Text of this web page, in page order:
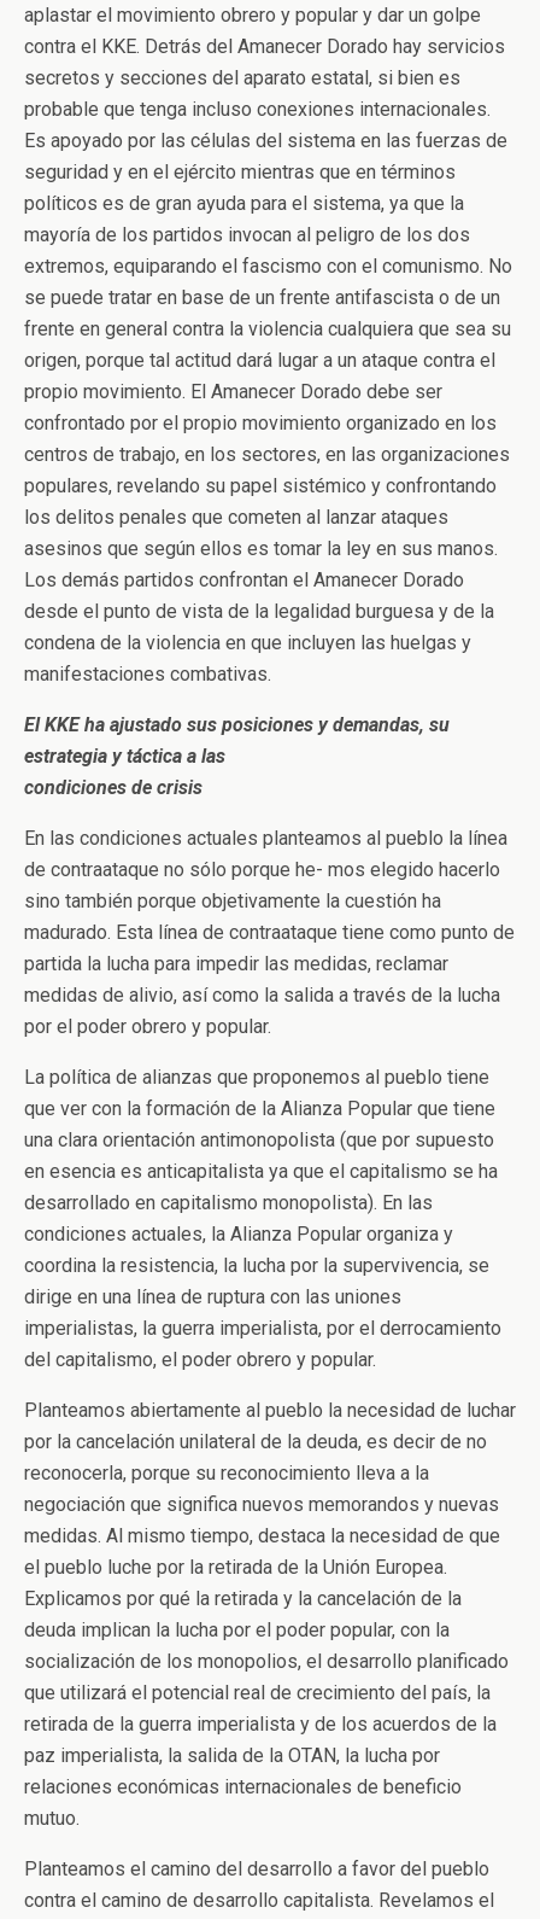
aplastar el movimiento obrero y popular y dar un golpe
contra el KKE. Detrás del Amanecer Dorado hay servicios
secretos y secciones del aparato estatal, si bien es
probable que tenga incluso conexiones internacionales.
Es apoyado por las células del sistema en las fuerzas de
seguridad y en el ejército mientras que en términos
políticos es de gran ayuda para el sistema, ya que la
mayoría de los partidos invocan al peligro de los dos
extremos, equiparando el fascismo con el comunismo. No
se puede tratar en base de un frente antifascista o de un
frente en general contra la violencia cualquiera que sea su
origen, porque tal actitud dará lugar a un ataque contra el
propio movimiento. El Amanecer Dorado debe ser
confrontado por el propio movimiento organizado en los
centros de trabajo, en los sectores, en las organizaciones
populares, revelando su papel sistémico y confrontando
los delitos penales que cometen al lanzar ataques
asesinos que según ellos es tomar la ley en sus manos.
Los demás partidos confrontan el Amanecer Dorado
desde el punto de vista de la legalidad burguesa y de la
condena de la violencia en que incluyen las huelgas y
manifestaciones combativas.
El KKE ha ajustado sus posiciones y demandas, su
estrategia y táctica a las
condiciones de crisis
En las condiciones actuales planteamos al pueblo la línea
de contraataque no sólo porque he- mos elegido hacerlo
sino también porque objetivamente la cuestión ha
madurado. Esta línea de contraataque tiene como punto de
partida la lucha para impedir las medidas, reclamar
medidas de alivio, así como la salida a través de la lucha
por el poder obrero y popular.
La política de alianzas que proponemos al pueblo tiene
que ver con la formación de la Alianza Popular que tiene
una clara orientación antimonopolista (que por supuesto
en esencia es anticapitalista ya que el capitalismo se ha
desarrollado en capitalismo monopolista). En las
condiciones actuales, la Alianza Popular organiza y
coordina la resistencia, la lucha por la supervivencia, se
dirige en una línea de ruptura con las uniones
imperialistas, la guerra imperialista, por el derrocamiento
del capitalismo, el poder obrero y popular.
Planteamos abiertamente al pueblo la necesidad de luchar
por la cancelación unilateral de la deuda, es decir de no
reconocerla, porque su reconocimiento lleva a la
negociación que significa nuevos memorandos y nuevas
medidas. Al mismo tiempo, destaca la necesidad de que
el pueblo luche por la retirada de la Unión Europea.
Explicamos por qué la retirada y la cancelación de la
deuda implican la lucha por el poder popular, con la
socialización de los monopolios, el desarrollo planificado
que utilizará el potencial real de crecimiento del país, la
retirada de la guerra imperialista y de los acuerdos de la
paz imperialista, la salida de la OTAN, la lucha por
relaciones económicas internacionales de beneficio
mutuo.
Planteamos el camino del desarrollo a favor del pueblo
contra el camino de desarrollo capitalista. Revelamos el